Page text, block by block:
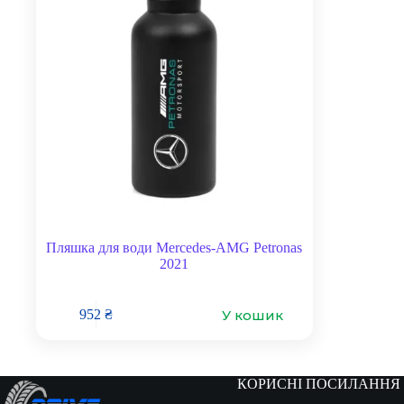
Пляшка для води Mercedes-AMG Petronas
2021
952₴ У кошик
КОРИСНІ ПОСИЛАННЯ